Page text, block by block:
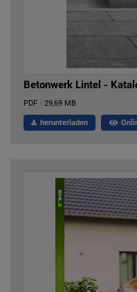
Betonwerk Lintel -
PDF | 29,69 MB
herunterladen